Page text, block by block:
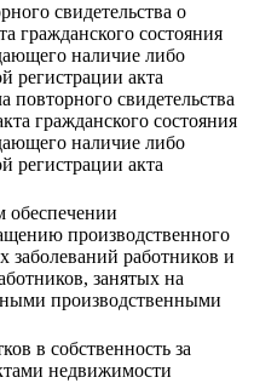
свидетельства о
гражданского состояния
наличие либо
регистрации акта
повторного свидетельства
гражданского состояния
наличие либо
регистрации акта
обеспечении
производственного
заболеваний работников и
занятых на
производственными
в собственность за
недвижимости